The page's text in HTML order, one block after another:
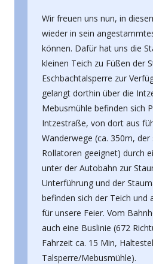
Wir freuen uns nun, in
wieder in sein
können. Dafür hat uns die
kleinen Teich zu Füßen der
Eschbachtalsperre zur
gelangt dorthin über die
Mebusmühle befinden sich
Intzestraße, von dort aus
Wanderwege (ca. 350m,
Rollatoren geeignet) durch
unter der Autobahn zur
Unterführung und der
befinden sich der Teich und
für unsere Feier. Vom
auch eine Buslinie (672
Fahrzeit ca. 15 Min,
Talsperre/Mebusmühle).